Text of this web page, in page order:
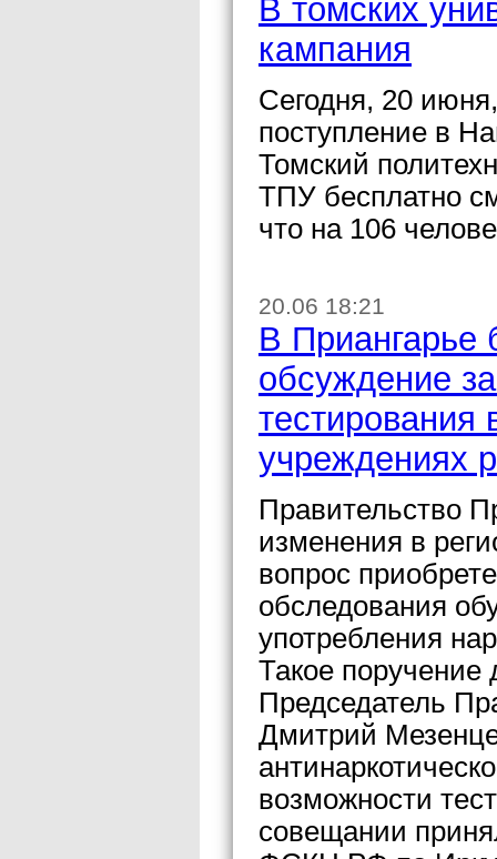
В томских
кампания
Сегодня, 20
поступление в
Томский
ТПУ бесплатно
что на 106
20.06 18:21
В Приангарье
обсуждение
тестирования
учреждениях
Правительство
изменения в
вопрос
обследования
употребления
Такое поручение
Председатель
Дмитрий
возможности
совещании